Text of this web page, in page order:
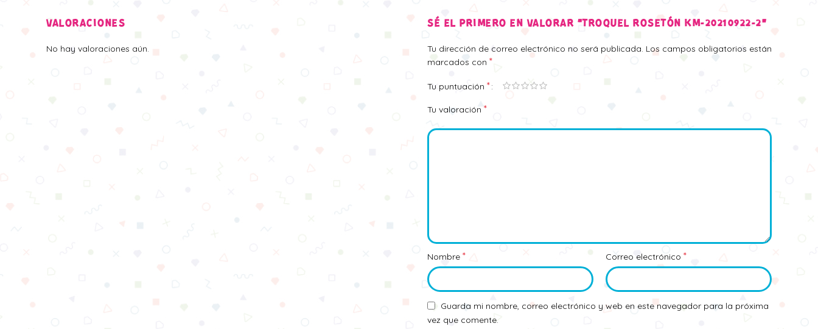
VALORACIONES
No hay valoraciones aún.
SÉ EL PRIMERO EN VALORAR “TROQUEL ROSETÓN KM-20210922-2”
Tu dirección de correo electrónico no será publicada. Los campos obligatorios están
marcados con *
Tu puntuación *
Tu valoración *
Nombre * Correo electrónico *
Guarda mi nombre, correo electrónico y web en este navegador para la próxima
vez que comente.